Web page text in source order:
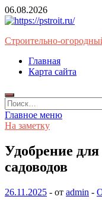
Перейти
к
06.08.2026
Строительно-
Главная
Карта сайта
Найти:
Главное меню
На заметку
Удобрение
садоводов
26.11.2025 - от admin -